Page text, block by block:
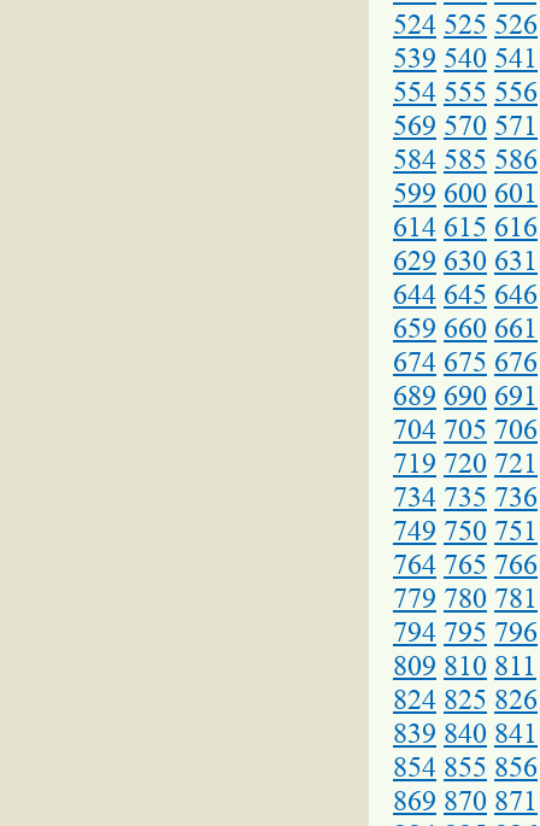
524 525 526
539 540 541
554 555 556
569 570 571
584 585 586
599 600 601
614 615 616
629 630 631
644 645 646
659 660 661
674 675 676
689 690 691
704 705 706
719 720 721
734 735 736
749 750 751
764 765 766
779 780 781
794 795 796
809 810 811
824 825 826
839 840 841
854 855 856
869 870 871